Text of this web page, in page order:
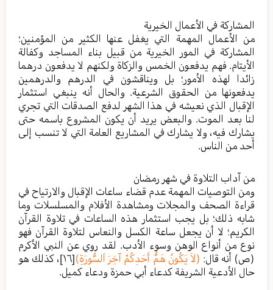
المشاركة في الأعمال الخيرية
من الأعمال المهمة التي يغفل عنها الكثير من المؤمنين؛
المشاركة في المور الخيرية من قبيل بناء المساجد وكفالة
الأيتام. فهم يدفعون الخمس والزكاة ولكنهم لا يدفعون درهما
زائدا لهذه الأمور؛ بل ويناقشون في الدرهم والدرهمين
يدفعونها من الحقوق الشرعية. والحال أنه ينبغي استثمار
الإقبال الذي نعيشه في هذا الشهر لدفع الصدقات التي تجري
لنا بعد الموت. والبعض يريد أن يكون المشروع باسمه حتى
يشارك فيه، ولا يشارك في المشاريع العامة التي لا تنسب إلى
أحد من الناس.
من آداب التلاوة في شهر رمضان
ومن التوصيات المهمة عدم قضاء ساعات الإقبال والارتياح في
قراءة الصحف والمجلات ومشاهدة الأفلام والمسلسلات وما
شابه ذلك؛ بل يجب استثمار هذه الساعات في تلاوة القرآن
الكريم؛ لا أن يجعل ساعة الكسل والنعاس لتلاوة القرآن فهو
نوع من أنواع الوهن وسوء الأدب. لقد روي عن النبي الأكرم
(ص) أنه قال: (لاَ يَكُونُ هَمُّ أَحَدِكُمْ آخِرَ اَلسُّورَةِ)[١٦]
، كذلك هو
حال الأدعية الشريفة كدعاء أبي حمزة ودعاء كميل.